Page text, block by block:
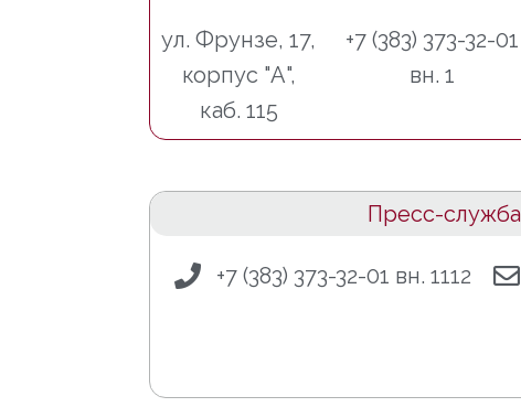
ул. Фрунзе, 17,
корпус "А",
каб. 115
+7 (383) 373-32-01
вн. 1
Пресс-служба
+7 (383) 373-32-01 вн. 1112